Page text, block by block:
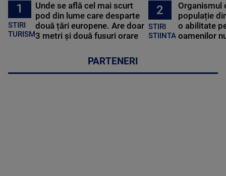
1
STIRI
TURISM
Unde se află cel mai scurt
pod din lume care desparte
două țări europene. Are doar
3 metri și două fusuri orare
2
STIRI
STIINTA
Organismul
populație
o abilitate
oamenilor
PARTENERI